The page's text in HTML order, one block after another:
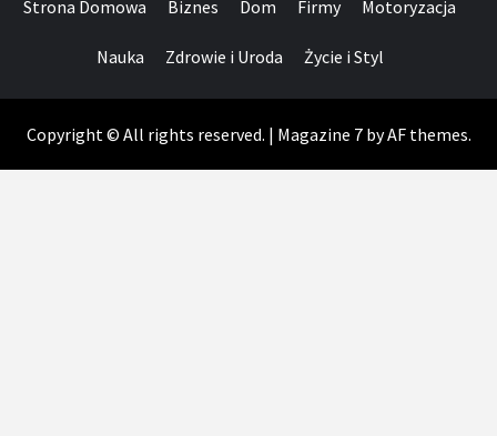
Strona Domowa Biznes Dom Firmy Motoryzacja
Nauka Zdrowie i Uroda Życie i Styl
Copyright © All rights reserved. | Magazine 7by AF themes.